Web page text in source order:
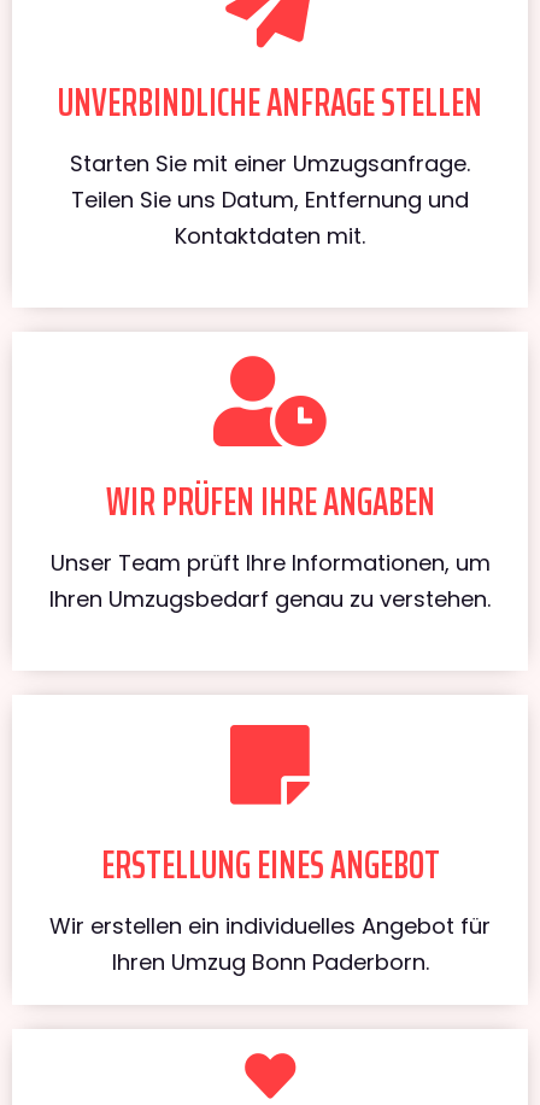
UNVERBINDLICHE ANFRAGE STELLEN
Starten Sie mit einer Umzugsanfrage.
Teilen Sie uns Datum, Entfernung und
Kontaktdaten mit.
WIR PRÜFEN IHRE ANGABEN
Unser Team prüft Ihre Informationen, um
Ihren Umzugsbedarf genau zu verstehen.
ERSTELLUNG EINES ANGEBOT
Wir erstellen ein individuelles Angebot für
Ihren Umzug Bonn Paderborn.